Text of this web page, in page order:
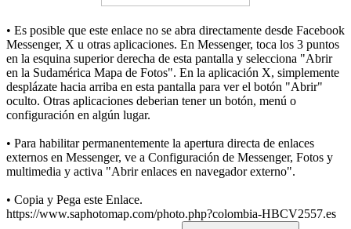
• Es posible que este enlace no se abra directamente desde Facebook
Messenger, X u otras aplicaciones. En Messenger, toca los 3 puntos
en la esquina superior derecha de esta pantalla y selecciona "Abrir
en la Sudamérica Mapa de Fotos". En la aplicación X, simplemente
desplázate hacia arriba en esta pantalla para ver el botón "Abrir"
oculto. Otras aplicaciones deberian tener un botón, menú o
configuración en algún lugar.
• Para habilitar permanentemente la apertura directa de enlaces
externos en Messenger, ve a Configuración de Messenger, Fotos y
multimedia y activa "Abrir enlaces en navegador externo".
• Copia y Pega este Enlace.
https://www.saphotomap.com/photo.php?colombia-HBCV2557.es